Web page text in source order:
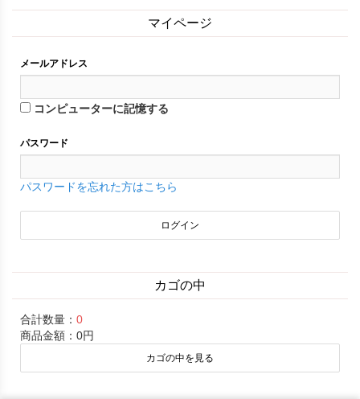
マイページ
メールアドレス
コンピューターに記憶する
パスワード
パスワードを忘れた方はこちら
カゴの中
合計数量： 0
商品金額： 0円
カゴの中を見る